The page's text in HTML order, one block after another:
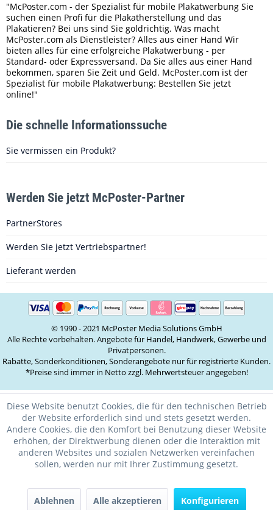
"McPoster.com - der Spezialist für mobile Plakatwerbung Sie
suchen einen Profi für die Plakatherstellung und das
Plakatieren? Bei uns sind Sie goldrichtig. Was macht
McPoster.com als Dienstleister? Alles aus einer Hand Wir
bieten alles für eine erfolgreiche Plakatwerbung - per
Standard- oder Expressversand. Da Sie alles aus einer Hand
bekommen, sparen Sie Zeit und Geld. McPoster.com ist der
Spezialist für mobile Plakatwerbung: Bestellen Sie jetzt
online!"
Die schnelle Informationssuche
Sie vermissen ein Produkt?
Werden Sie jetzt McPoster-Partner
PartnerStores
Werden Sie jetzt Vertriebspartner!
Lieferant werden
© 1990 - 2021 McPoster Media Solutions GmbH
Alle Rechte vorbehalten. Angebote für Handel, Handwerk, Gewerbe und
Privatpersonen.
Rabatte, Sonderkonditionen, Sonderangebote nur für registrierte Kunden.
*Preise sind immer in Netto zzgl. Mehrwertsteuer angegeben!
Diese Website benutzt Cookies, die für den technischen Betrieb
der Website erforderlich sind und stets gesetzt werden.
Andere Cookies, die den Komfort bei Benutzung dieser Website
erhöhen, der Direktwerbung dienen oder die Interaktion mit
anderen Websites und sozialen Netzwerken vereinfachen
sollen, werden nur mit Ihrer Zustimmung gesetzt.
Ablehnen Alle akzeptieren Konfigurieren